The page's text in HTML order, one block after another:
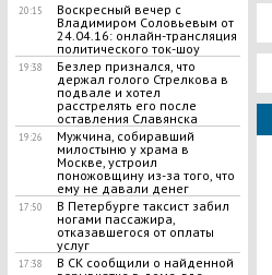
20:15
Воскресный вечер с
Владимиром Соловьевым от
24.04.16: онлайн-трансляция
политического ток-шоу
19:38
Безлер признался, что
держал голого Стрелкова в
подвале и хотел
расстрелять его после
оставления Славянска
19:26
Мужчина, собиравший
милостыню у храма в
Москве, устроил
поножовщину из-за того, что
ему не давали денег
17:50
В Петербурге таксист забил
ногами пассажира,
отказавшегося от оплаты
услуг
17:38
В СК сообщили о найденной